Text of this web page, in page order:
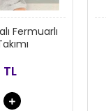
Fermuarlı